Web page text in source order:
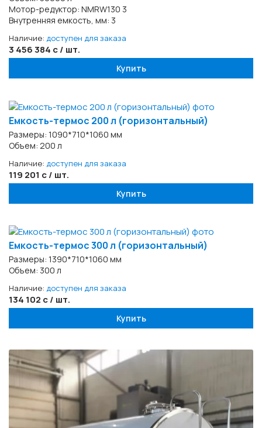
Мотор-редуктор: NMRW130 3
Внутренняя емкость, мм: 3
Наличие: доступен для заказа
3 456 384 с / шт.
Купить
Емкость-термос 200 л (горизонтальный)
Размеры: 1090*710*1060 мм
Объем: 200 л
Наличие: доступен для заказа
119 201 с / шт.
Купить
Емкость-термос 300 л (горизонтальный)
Размеры: 1390*710*1060 мм
Объем: 300 л
Наличие: доступен для заказа
134 102 с / шт.
Купить